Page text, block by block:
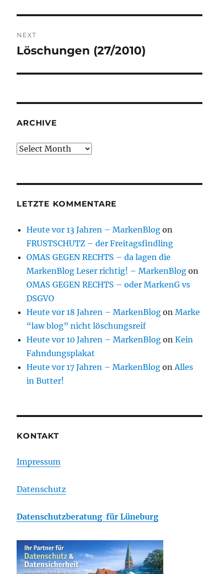
NEXT
Next
Löschungen (27/2010)
ARCHIVE
Archive
LETZTE KOMMENTARE
Heute vor 13 Jahren – MarkenBlog on
FRUSTSCHUTZ – der Freitagsfindling
OMAS GEGEN RECHTS – da lagen die
MarkenBlog Leser richtig! – MarkenBlog on
OMAS GEGEN RECHTS – oder MarkenG vs
DSGVO
Heute vor 18 Jahren – MarkenBlog onMarke
“law blog” nicht löschungsreif
Heute vor 10 Jahren – MarkenBlog onKein
Fahndungsplakat
Heute vor 17 Jahren – MarkenBlog onAlles
in Butter!
KONTAKT
Impressum
Datenschutz
Datenschutzberatung für Lüneburg